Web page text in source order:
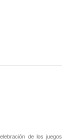
de los juegos